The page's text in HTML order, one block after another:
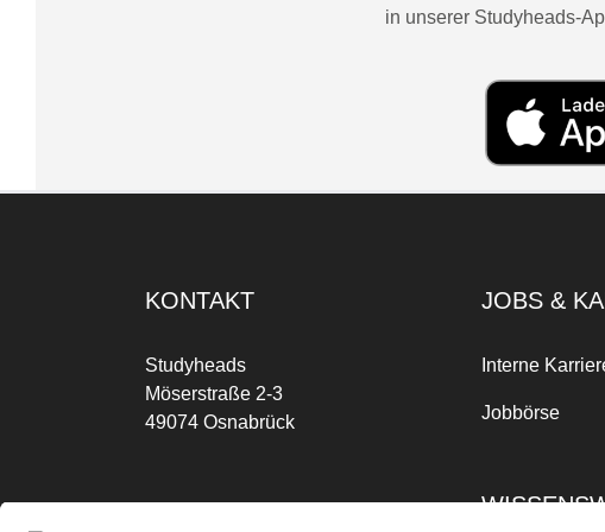
in unserer Studyheads-
KONTAKT
Studyheads
Möserstraße 2-3
49074 Osnabrück
JOBS &
Interne
Jobbörse